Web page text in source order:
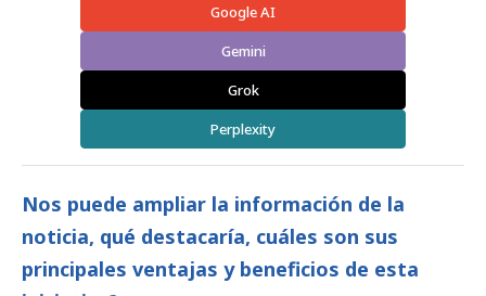
Google AI
Gemini
Grok
Perplexity
Nos puede ampliar la información de la
noticia, qué destacaría, cuáles son sus
principales ventajas y beneficios de esta